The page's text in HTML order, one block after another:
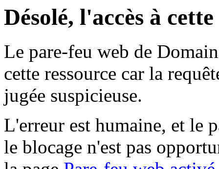
Désolé, l'accès à
Le pare-feu web de
cette ressource car la
jugée suspicieuse.
L'erreur est humaine, et le
le blocage n'est pas